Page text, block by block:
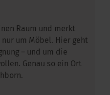
Raum und merkt
um Möbel. Hier geht
– und um die
Genau so ein Ort